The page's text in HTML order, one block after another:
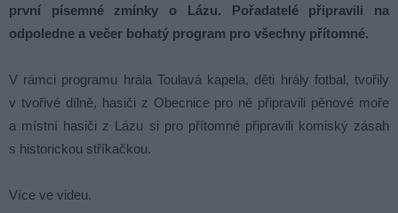
první písemné zmínky o Lázu. Pořadatelé připravili na
odpoledne a večer bohatý program pro všechny přítomné.
V rámci programu hrála Toulavá kapela, děti hrály fotbal, tvořily
v tvořivé dílně, hasiči z Obecnice pro ně připravili pěnové moře
a místní hasiči z Lázu si pro přítomné připravili komiský zásah
s historickou stříkačkou.
Více ve videu.